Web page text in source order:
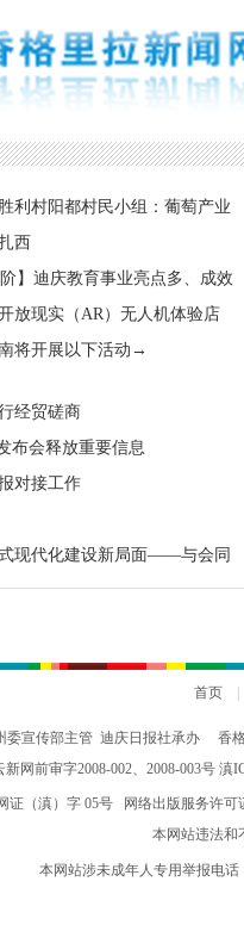
利村阳都村民小组：葡萄产业
西
】迪庆教育事业亮点多、成效
放现实（AR）无人机体验店
将开展以下活动→
经贸磋商
布会释放重要信息
对接工作
现代化建设新局面——与会同
中全会精神